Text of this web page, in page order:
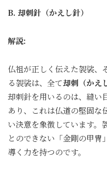
B. 却刺針（かえし針）
解説:
仏祖が正しく伝えた袈裟、
る袈裟は、全て却刺（かえ
却刺針を用いるのは、縫い
あり、これは仏道の堅固な
い決意を象徴しています。
とのできない「金剛の甲冑
導く力を持つのです。